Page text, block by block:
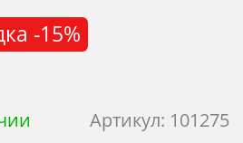
Артикул: 101275
-15%